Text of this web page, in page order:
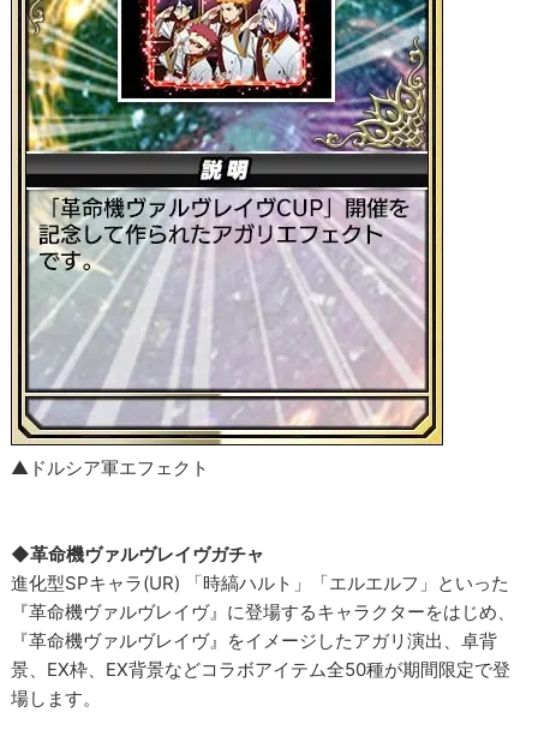
▲ドルシア軍エフェクト
◆革命機ヴァルヴレイヴガチャ
進化型SPキャラ(UR) 「時縞ハルト」「エルエルフ」といった
『革命機ヴァルヴレイヴ』に登場するキャラクターをはじめ、
『革命機ヴァルヴレイヴ』をイメージしたアガリ演出、卓背
景、EX枠、EX背景などコラボアイテム全50種が期間限定で登
場します。